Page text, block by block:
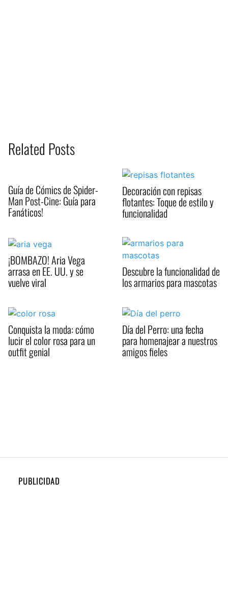
Related Posts
Guía de Cómics de Spider-
Man Post-Cine: Guía para
Fanáticos!
Decoración con repisas
flotantes: Toque de estilo y
funcionalidad
¡BOMBAZO! Aria Vega
arrasa en EE. UU. y se
vuelve viral
Descubre la funcionalidad de
los armarios para mascotas
Conquista la moda: cómo
lucir el color rosa para un
outfit genial
Día del Perro: una fecha
para homenajear a nuestros
amigos fieles
PUBLICIDAD